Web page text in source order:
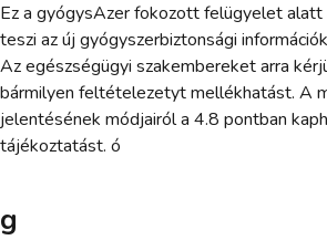
Ez a gyógysAzer fokozott felügyelet
teszi az új gyógyszerbiztonsági
Az egészségügyi szakembereket arra
bármilyen feltételezetyt mellékhatást. A
jelentésének módjairól a 4.8 pontban
tájékoztatást. ó
g